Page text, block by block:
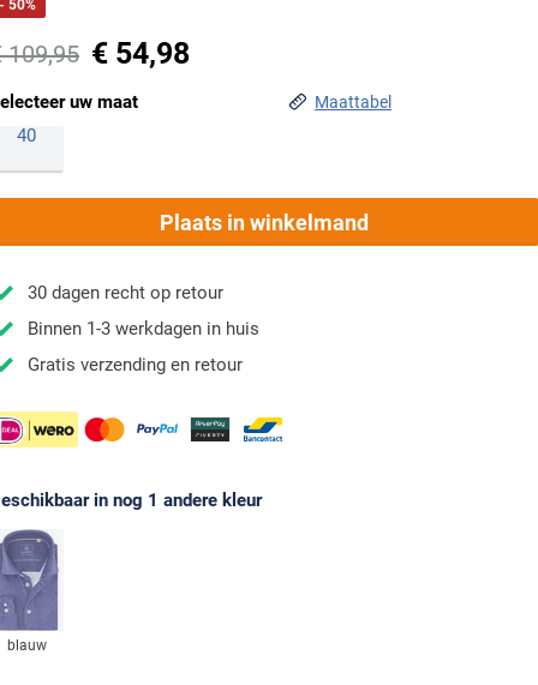
- 50%
109,95 € 54,98
uw maat Maattabel
40
Plaats in winkelmand
30 dagen recht op retour
Binnen 1-3 werkdagen in huis
Gratis verzending en retour
in nog 1 andere kleur
blauw